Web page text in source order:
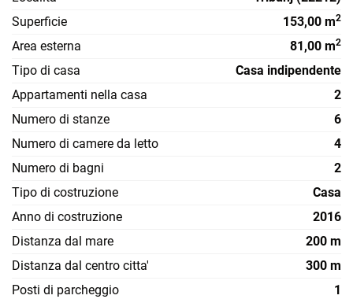
Superficie
153,00 m2
Area esterna 81,00 m2
Tipo di casa
Casa indipendente
Appartamenti nella casa
2
Numero di stanze
6
Numero di camere da letto
4
Numero di bagni
2
Tipo di costruzione
Casa
Anno di costruzione
2016
Distanza dal mare
200 m
Distanza dal centro citta'
300 m
Posti di parcheggio
1